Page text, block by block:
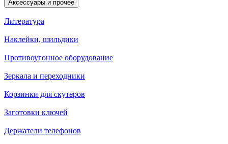
Аксессуары и прочее
Литература
Наклейки, шильдики
Противоугонное оборудование
Зеркала и переходники
Корзинки для скутеров
Заготовки ключей
Держатели телефонов